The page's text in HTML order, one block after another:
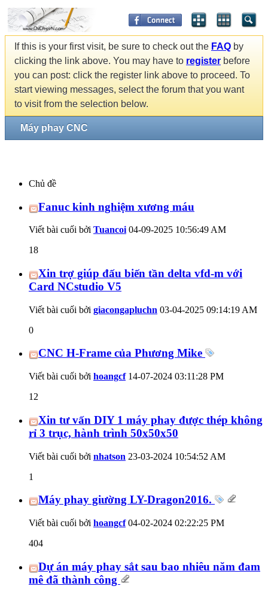
If this is your first visit, be sure to check out the FAQ by
clicking the link above. You may have to register before
you can post: click the register link above to proceed. To
start viewing messages, select the forum that you want
to visit from the selection below.
Máy phay CNC
Chủ đề
Fanuc kinh nghiệm xương máu
Viết bài cuối bởi Tuancoi 04-09-2025 10:56:49 AM
18
Xin trợ giúp đấu biến tần delta vfd-m với
Card NCstudio V5
Viết bài cuối bởi giacongapluchn 03-04-2025 09:14:19 AM
0
CNC H-Frame của Phương Mike
Viết bài cuối bởi hoangcf14-07-2024 03:11:28 PM
12
Xin tư vấn DIY 1 máy phay được thép không
rỉ 3 trục, hành trình 50x50x50
Viết bài cuối bởi nhatson 23-03-2024 10:54:52 AM
1
Máy phay giường LY-Dragon2016.
Viết bài cuối bởi hoangcf04-02-2024 02:22:25 PM
404
Dự án máy phay sắt sau bao nhiêu năm đam
mê đã thành công